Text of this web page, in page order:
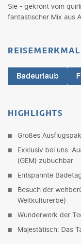
Sie - gekrönt vom
fantastischer Mix aus
Badeurlaub
HIGHLIGHTS
Großes
Exklusiv bei uns:
(GEM) zubuchbar
Entspannte
Besuch der
Weltkulturerbe)
Wunderwerk der
Majestätisch: Das